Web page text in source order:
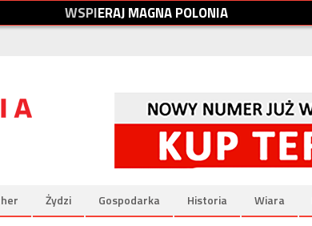
WSPIERAJMAGNAPOLONIA
Żydzi Gospodarka Historia Wiara